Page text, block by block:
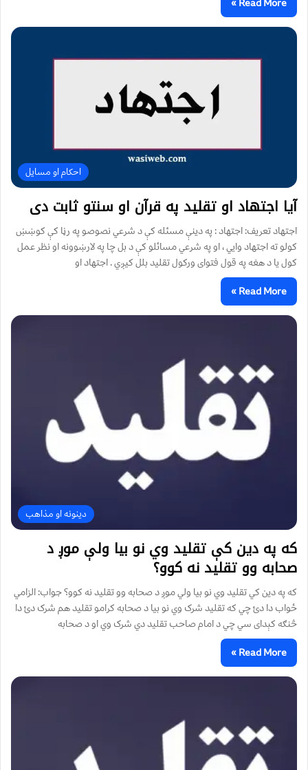
احکام او مسایل
آيا اجتهاد او تقليد په قرآن او سنتو ثابت دی
اجتهاد تعریف: اجتهاد : په دينې مسئله کې د شرعي نصوصو په رڼا کې کوښښ
کولو ته اجتهاد وايي ، او په شرعي مسائلو کې د بل چا په لارښوونه او نظر عمل
کول يا د هغه په قول فتوای ورکول تقليد بلل کيږي . اجتهاد او
Read More »
دینونه او مذاهب
که په دین کې تقلید وي نو بیا ولې موږ د
صحابه وو تقلید نه کوو؟
که په دین کي تقلید وي نو بیا ولي موږ د صحابه وو تقلید نه کوو؟ جواب: الزامي
ځواب دا دئ چي که تقليد شرک وي نو بيا د صحابه کرامو تقليد هم شرک دئ دا
څنګه کېداى سي چي د امام صاحب تقليد دي شرک وي او د صحابه
Read More »